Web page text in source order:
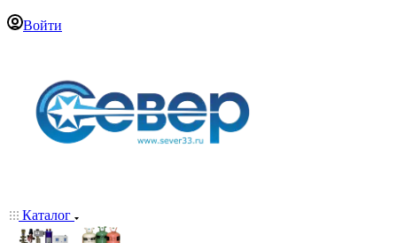
Войти
Каталог